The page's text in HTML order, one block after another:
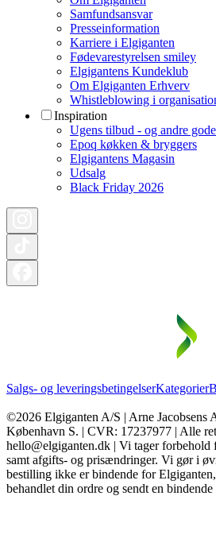
Samfundsansvar
Presseinformation
Karriere i Elgiganten
Fødevarestyrelsen smiley
Elgigantens Kundeklub
Om Elgiganten Erhverv
Whistleblowing i
Inspiration
Ugens tilbud - og andre
Epoq køkken & bryggers
Elgigantens Magasin
Udsalg
Black Friday 2026
Salgs- og leveringsbetingelserKategorier
©2026 Elgiganten A/S | Arne Jacobsens
København S. | CVR: 17237977 | Alle
hello@elgiganten.dk | Vi tager
samt afgifts- og prisændringer. Vi gør i
bestilling ikke er bindende for
behandlet din ordre og sendt en bindende